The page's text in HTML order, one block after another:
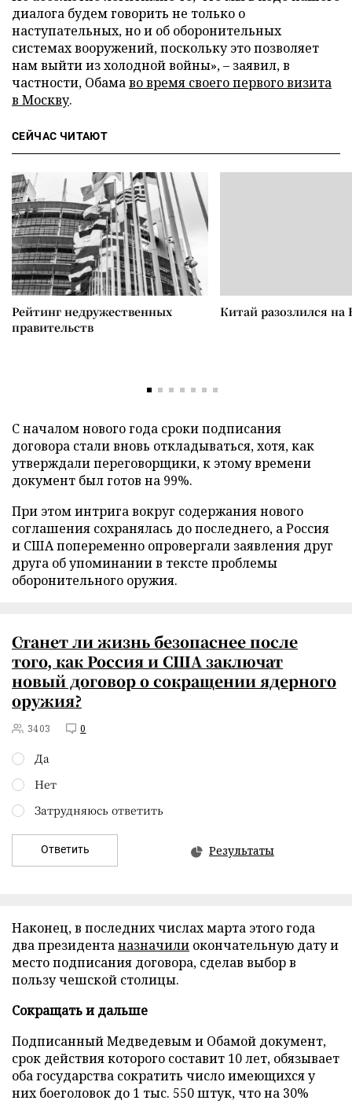
диалога будем говорить не только о
наступательных, но и об оборонительных
системах вооружений, поскольку это позволяет
нам выйти из холодной войны», – заявил, в
частности, Обамаво время своего первого визита
в Москву.
СЕЙЧАС ЧИТАЮТ
Рейтинг недружественных
правительств
Китай разозлился на
С началом нового года сроки подписания
договора стали вновь откладываться, хотя, как
утверждали переговорщики, к этому времени
документ был готов на 99%.
При этом интрига вокруг содержания нового
соглашения сохранялась до последнего, а Россия
и США попеременно опровергали заявления друг
друга об упоминании в тексте проблемы
оборонительного оружия.
Станет ли жизнь безопаснее после
того, как Россия и США заключат
новый договор о сокращении ядерного
оружия?
3403 0
Да
Нет
Затрудняюсь ответить
Ответить Результаты
Наконец, в последних числах марта этого года
два президентаназначили окончательную дату и
место подписания договора, сделав выбор в
пользу чешской столицы.
Сокращать и дальше
Подписанный Медведевым и Обамой документ,
срок действия которого составит 10 лет, обязывает
оба государства сократить число имеющихся у
них боеголовок до 1 тыс. 550 штук, что на 30%